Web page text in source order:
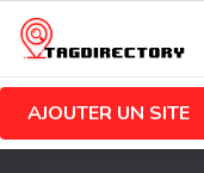
AJOUTER UN SITE